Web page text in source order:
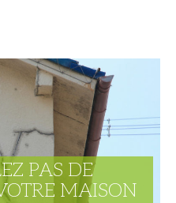
PAS DE
MAISON